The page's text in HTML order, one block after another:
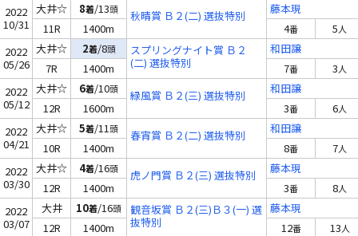
2022
10/31
大井☆ 8着/13頭 秋晴賞 Ｂ２(二) 選抜特別
藤本現
11R
1400m 4番 5人
2022
05/26
大井☆ 2着/8頭
スプリングナイト賞 Ｂ２
(二) 選抜特別
和田譲
7R
1400m 7番 3人
2022
05/12
大井☆ 6着/10頭 緑風賞 Ｂ２(三) 選抜特別
和田譲
12R
1600m 3番 6人
2022
04/21
大井☆ 5着/11頭 春宵賞 Ｂ２(二) 選抜特別
和田譲
10R
1400m 8番 7人
2022
03/30
大井☆ 4着/16頭 虎ノ門賞 Ｂ２(三) 選抜特別
藤本現
12R
1400m 3番 8人
2022
03/07
大井 10着/16頭
観音坂賞 Ｂ２(三)Ｂ３(一) 選
抜特別
藤本現
12R
1400m 12番 13人